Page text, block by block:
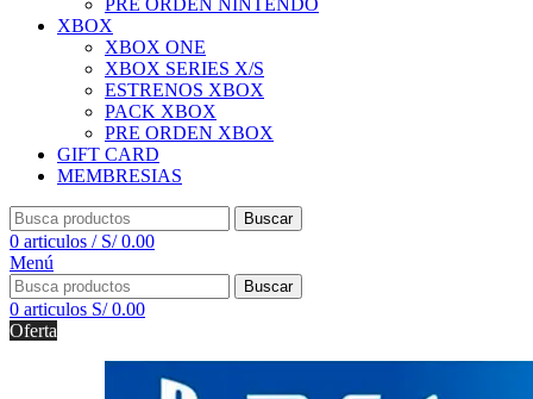
PRE ORDEN NINTENDO
XBOX
XBOX ONE
XBOX SERIES X/S
ESTRENOS XBOX
PACK XBOX
PRE ORDEN XBOX
GIFT CARD
MEMBRESIAS
Buscar
0 articulos / S/0.00
Menú
Buscar
0 articulos S/0.00
Oferta